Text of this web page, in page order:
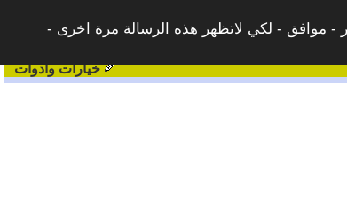
- موافق - لكي لاتظهر هذه الرسالة مرة اخرى -
خيارات وادوات